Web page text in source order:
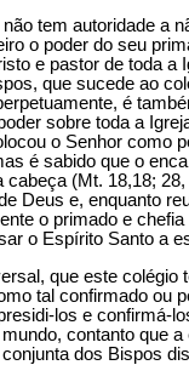
tem autoridade a
o poder do seu
e pastor de toda
que sucede ao
é
sobre toda a
o Senhor como
é sabido que o
cabeça (Mt. 18,18;
Deus e, enquanto
o primado e
o Espírito Santo a
que este
tal confirmado ou
los e confirmá-
contanto que
dos Bispos